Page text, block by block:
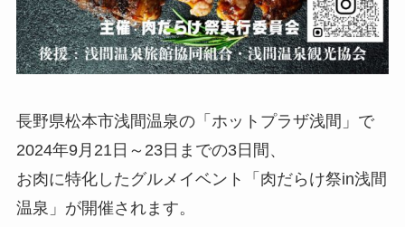
長野県松本市浅間温泉の「ホットプラザ浅間」で
2024年9月21日～23日までの3日間、
お肉に特化したグルメイベント「肉だらけ祭in浅間
温泉」が開催されます。